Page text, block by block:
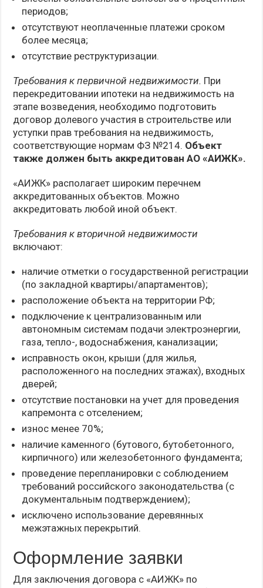
периодов;
отсутствуют неоплаченные платежи сроком
более месяца;
отсутствие реструктуризации.
Требования к первичной недвижимости. При
перекредитовании ипотеки на недвижимость на
этапе возведения, необходимо подготовить
договор долевого участия в строительстве или
уступки прав требования на недвижимость,
соответствующие нормам ФЗ №214. Объект
также должен быть аккредитован АО «АИЖК».
«АИЖК» располагает широким перечнем
аккредитованных объектов. Можно
аккредитовать любой иной объект.
Требования к вторичной недвижимости
включают:
наличие отметки о государственной регистрации
(по закладной квартиры/апартаментов);
расположение объекта на территории РФ;
подключение к централизованным или
автономным системам подачи электроэнергии,
газа, тепло-, водоснабжения, канализации;
исправность окон, крыши (для жилья,
расположенного на последних этажах), входных
дверей;
отсутствие постановки на учет для проведения
капремонта с отселением;
износ менее 70%;
наличие каменного (бутового, бутобетонного,
кирпичного) или железобетонного фундамента;
проведение перепланировки с соблюдением
требований российского законодательства (с
документальным подтверждением);
исключено использование деревянных
межэтажных перекрытий.
Оформление заявки
Для заключения договора с «АИЖК» по